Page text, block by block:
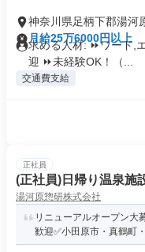
神奈川県足柄下郡湯河
月給25万6000円以上
求める人材: ⏩️ワード,
迎 ⏩️未経験OK！（...
交通費支給
正社員
(正社員)日帰り温泉
湯河原惣研株式会社
リニューアルオープン大
歓迎✅️小田原市・真鶴町